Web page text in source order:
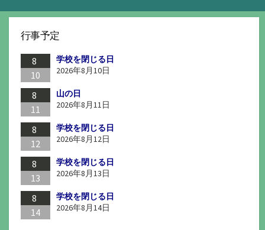
ー
行事予定
8
10
学校を閉じる日
2026年8月10日
8
11
山の日
2026年8月11日
8
12
学校を閉じる日
2026年8月12日
8
13
学校を閉じる日
2026年8月13日
8
14
学校を閉じる日
2026年8月14日